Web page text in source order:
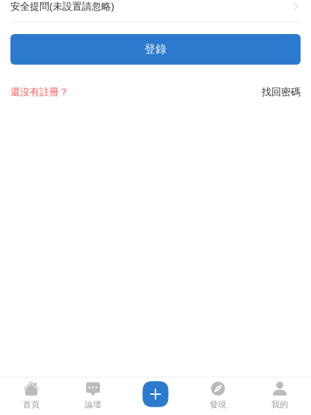
安全提問(未設置請忽略)
登錄
找回密碼
還沒有註冊？
首頁 論壇 發現 我的